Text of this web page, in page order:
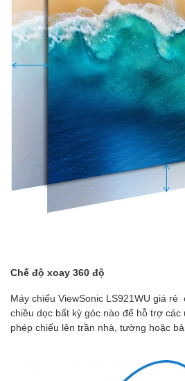
Chế độ xoay 360 độ
Máy chiếu ViewSonic LS921WU giá
chiều dọc bất kỳ góc nào để hỗ trợ
phép chiếu lên trần nhà, tường hoặc